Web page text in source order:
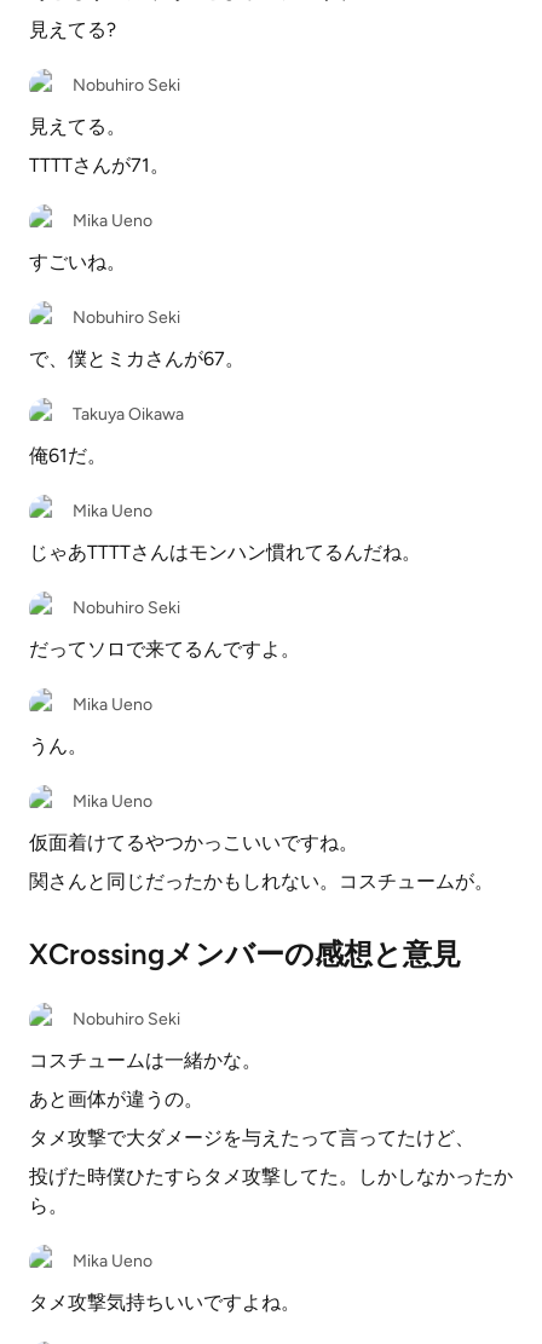
見えてる?
Nobuhiro Seki
見えてる。
TTTTさんが71。
Mika Ueno
すごいね。
Nobuhiro Seki
で、僕とミカさんが67。
Takuya Oikawa
俺61だ。
Mika Ueno
じゃあTTTTさんはモンハン慣れてるんだね。
Nobuhiro Seki
だってソロで来てるんですよ。
Mika Ueno
うん。
Mika Ueno
仮面着けてるやつかっこいいですね。
関さんと同じだったかもしれない。コスチュームが。
XCrossingメンバーの感想と意見
Nobuhiro Seki
コスチュームは一緒かな。
あと画体が違うの。
タメ攻撃で大ダメージを与えたって言ってたけど、
投げた時僕ひたすらタメ攻撃してた。しかしなかったか
ら。
Mika Ueno
タメ攻撃気持ちいいですよね。